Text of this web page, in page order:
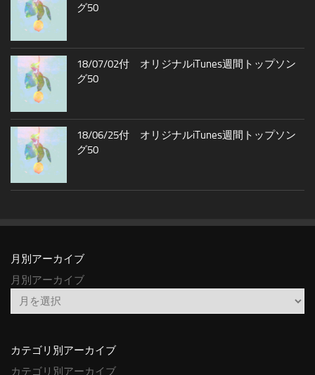
グ50
18/07/02付 オリジナルiTunes週間トップソン
グ50
18/06/25付 オリジナルiTunes週間トップソン
グ50
月別アーカイブ
月別アーカイブ
カテゴリ別アーカイブ
カテゴリ別アーカイブ